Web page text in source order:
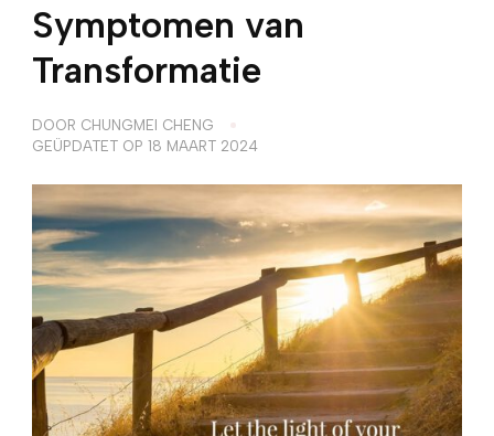
Symptomen van
Transformatie
DOOR CHUNGMEI CHENG
GEÜPDATET OP 18 MAART 2024